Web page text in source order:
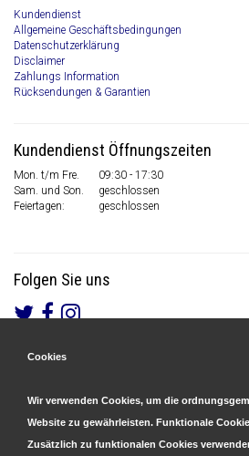
Kundendienst
Allgemeine Geschäftsbedingungen
Datenschutzerklärung
Disclaimer
Zahlungs Information
Rücksendungen & Garantien
Kundendienst Öffnungszeiten
Mon. t/m Fre.
09:30 - 17:30
Sam. und Son.
geschlossen
Feiertagen:
geschlossen
Folgen Sie uns
Cookies
Wir verwenden Cookies, um die
Website zu gewährleisten. Funktionale
Zusätzlich zu funktionalen Cookies